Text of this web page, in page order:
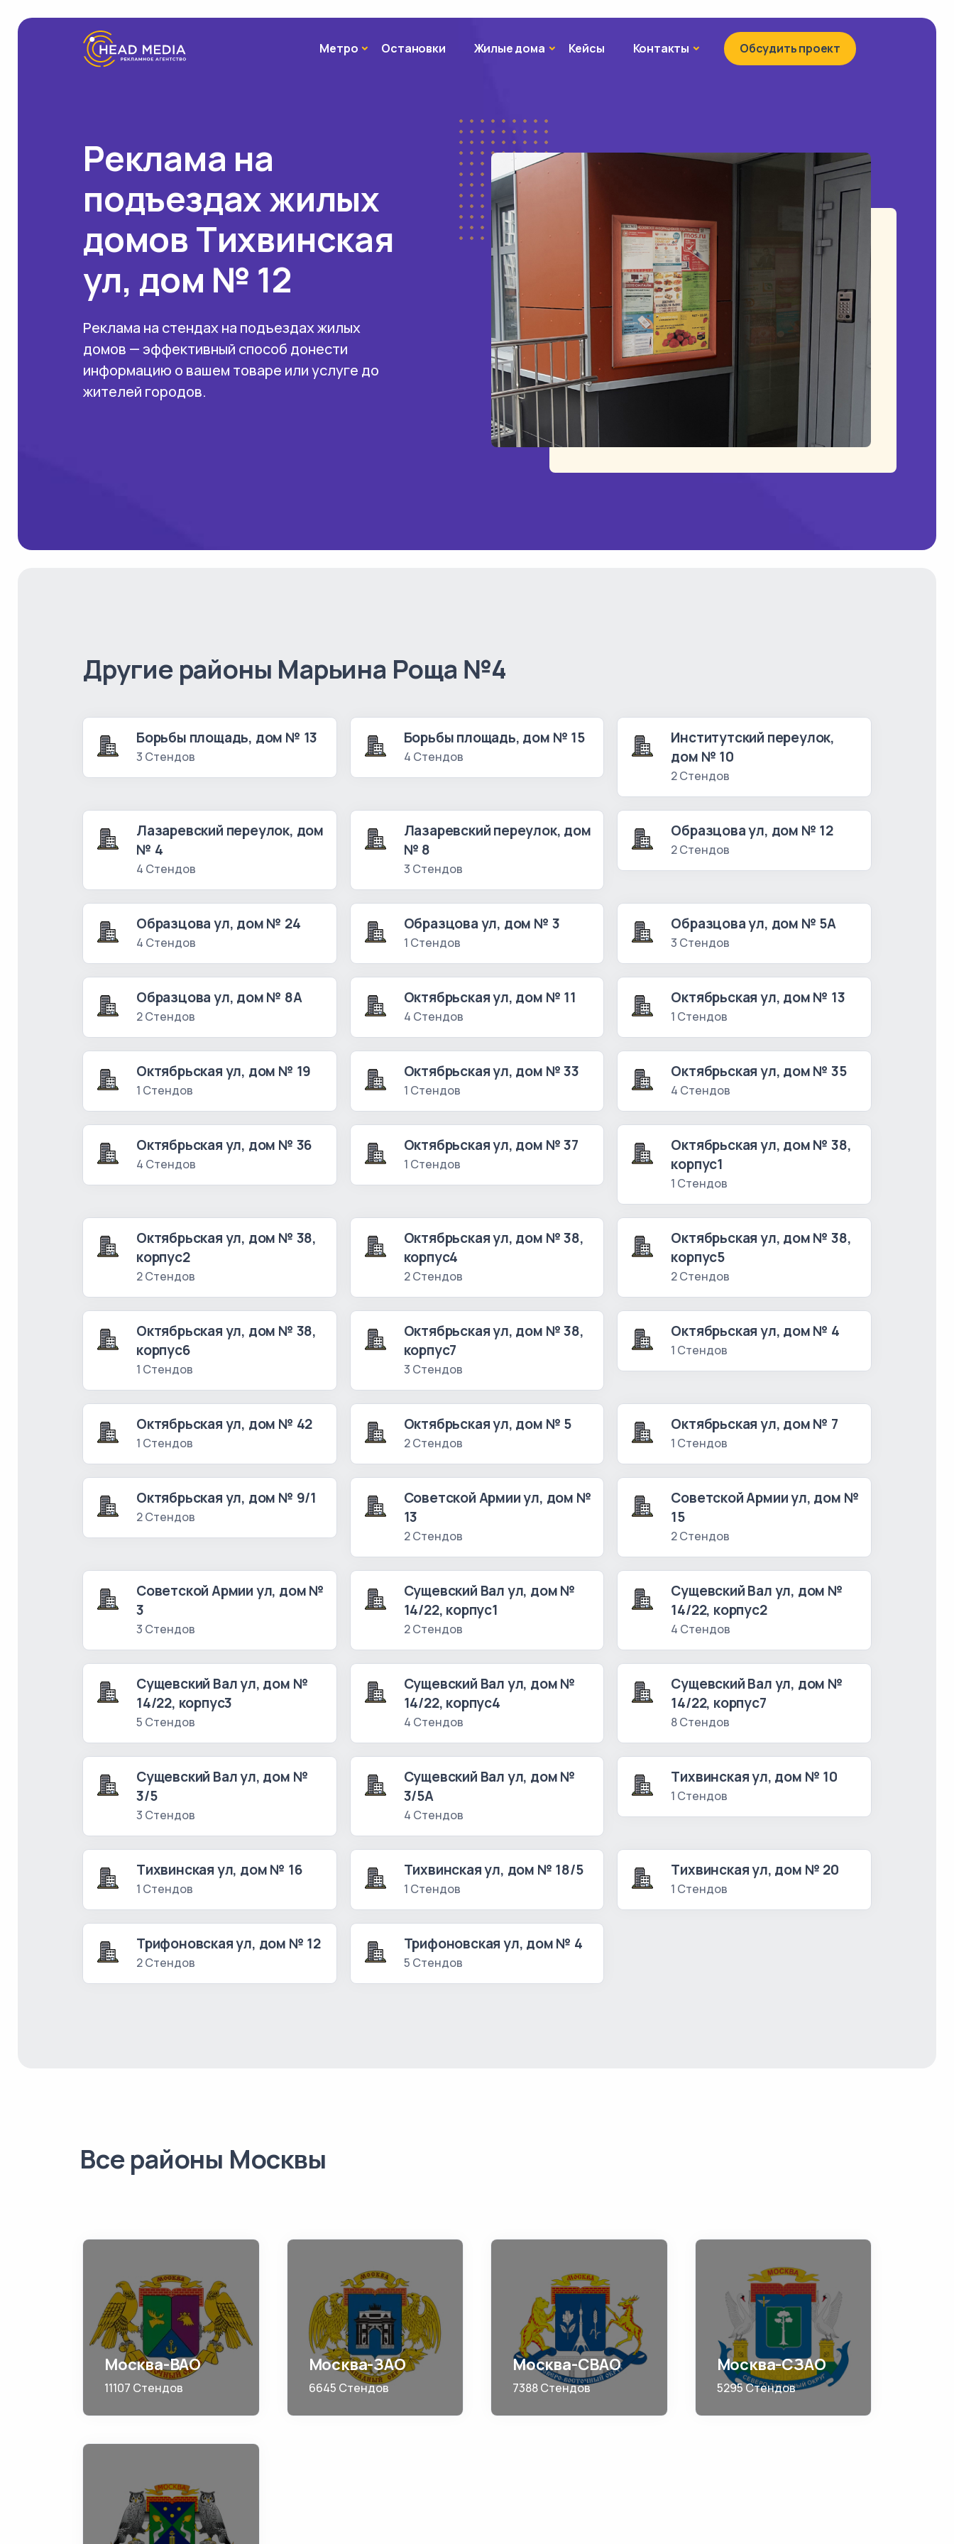
МетроМетроОстановки Жилые домаЖилые дома
Кейсы Контакты КонтактыОбсудить проект
Реклама на
подъездах жилых
домов Тихвинская
ул, дом № 12
Реклама на стендах на подъездах жилых
домов — эффективный способ донести
информацию о вашем товаре или услуге до
жителей городов.
Другие районы Марьина Роща №4
Борьбы площадь, дом № 13
3 Стендов
Борьбы площадь, дом № 15
4 Стендов
Институтский переулок,
дом № 10
2 Стендов
Лазаревский переулок, дом
№ 4
4 Стендов
Лазаревский переулок, дом
№ 8
3 Стендов
Образцова ул, дом № 12
2 Стендов
Образцова ул, дом № 24
4 Стендов
Образцова ул, дом № 3
1 Стендов
Образцова ул, дом № 5А
3 Стендов
Образцова ул, дом № 8А
2 Стендов
Октябрьская ул, дом № 11
4 Стендов
Октябрьская ул, дом № 13
1 Стендов
Октябрьская ул, дом № 19
1 Стендов
Октябрьская ул, дом № 33
1 Стендов
Октябрьская ул, дом № 35
4 Стендов
Октябрьская ул, дом № 36
4 Стендов
Октябрьская ул, дом № 37
1 Стендов
Октябрьская ул, дом № 38,
корпус1
1 Стендов
Октябрьская ул, дом № 38,
корпус2
2 Стендов
Октябрьская ул, дом № 38,
корпус4
2 Стендов
Октябрьская ул, дом № 38,
корпус5
2 Стендов
Октябрьская ул, дом № 38,
корпус6
1 Стендов
Октябрьская ул, дом № 38,
корпус7
3 Стендов
Октябрьская ул, дом № 4
1 Стендов
Октябрьская ул, дом № 42
1 Стендов
Октябрьская ул, дом № 5
2 Стендов
Октябрьская ул, дом № 7
1 Стендов
Октябрьская ул, дом № 9/1
2 Стендов
Советской Армии ул, дом №
13
2 Стендов
Советской Армии ул, дом №
15
2 Стендов
Советской Армии ул, дом №
3
3 Стендов
Сущевский Вал ул, дом №
14/22, корпус1
2 Стендов
Сущевский Вал ул, дом №
14/22, корпус2
4 Стендов
Сущевский Вал ул, дом №
14/22, корпус3
5 Стендов
Сущевский Вал ул, дом №
14/22, корпус4
4 Стендов
Сущевский Вал ул, дом №
14/22, корпус7
8 Стендов
Сущевский Вал ул, дом №
3/5
3 Стендов
Сущевский Вал ул, дом №
3/5А
4 Стендов
Тихвинская ул, дом № 10
1 Стендов
Тихвинская ул, дом № 16
1 Стендов
Тихвинская ул, дом № 18/5
1 Стендов
Тихвинская ул, дом № 20
1 Стендов
Трифоновская ул, дом № 12
2 Стендов
Трифоновская ул, дом № 4
5 Стендов
Все районы Москвы
Москва-ВАО
11107 Стендов
Москва-ЗАО
6645 Стендов
Москва-СВАО
7388 Стендов
Москва-СЗАО
5295 Стендов